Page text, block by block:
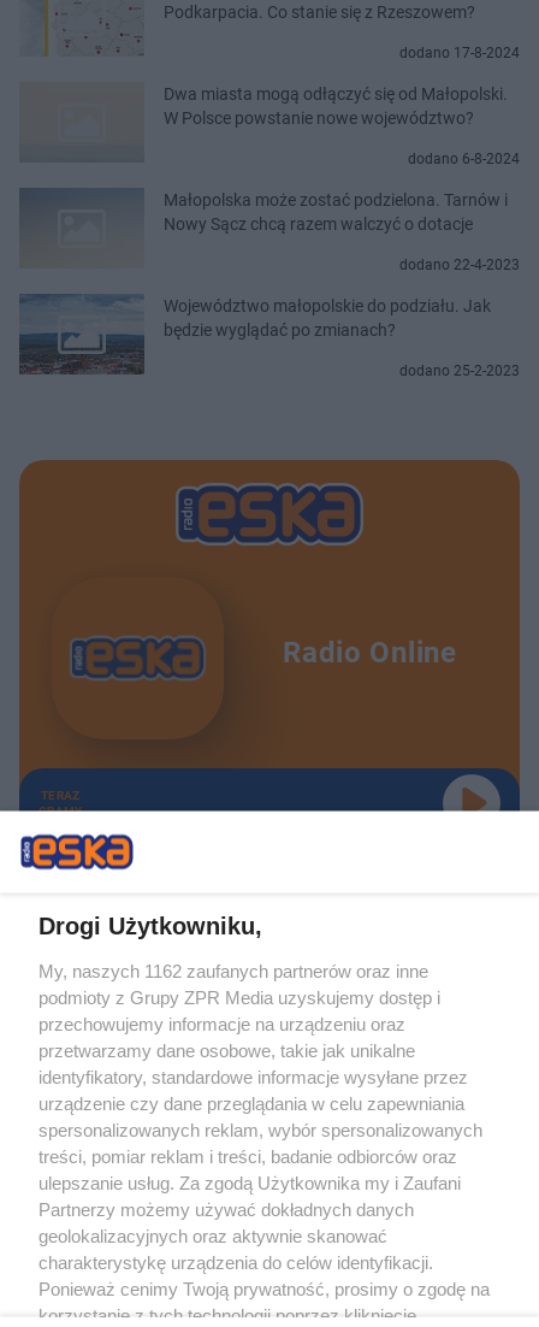
Podkarpacia. Co stanie się z Rzeszowem?
dodano 17-8-2024
Dwa miasta mogą odłączyć się od Małopolski.
W Polsce powstanie nowe województwo?
dodano 6-8-2024
Małopolska może zostać podzielona. Tarnów i
Nowy Sącz chcą razem walczyć o dotacje
dodano 22-4-2023
Województwo małopolskie do podziału. Jak
będzie wyglądać po zmianach?
dodano 25-2-2023
Radio Online
TERAZ
GRAMY
Żaden utwór zamieszczony w serwisie nie może być powielany i
rozpowszechniany lub dalej rozpowszechniany w jakikolwiek sposób (w
tym także elektroniczny lub mechaniczny) na jakimkolwiek polu
eksploatacji w jakiejkolwiek formie, włącznie z umieszczaniem w Internecie
bez pisemnej zgody właściciela praw. Jakiekolwiek użycie lub
wykorzystanie utworów w całości lub w części z naruszeniem prawa, tzn.
bez właściwej zgody, jest zabronione pod groźbą kary i może być ścigane
prawnie.
O nas
Drogi Użytkowniku,
My, naszych 1162 zaufanych partnerów oraz inne
podmioty z Grupy ZPR Media uzyskujemy dostęp i
przechowujemy informacje na urządzeniu oraz
przetwarzamy dane osobowe, takie jak unikalne
identyfikatory, standardowe informacje wysyłane przez
urządzenie czy dane przeglądania w celu zapewniania
spersonalizowanych reklam, wybór spersonalizowanych
treści, pomiar reklam i treści, badanie odbiorców oraz
ulepszanie usług. Za zgodą Użytkownika my i Zaufani
Partnerzy możemy używać dokładnych danych
geolokalizacyjnych oraz aktywnie skanować
charakterystykę urządzenia do celów identyfikacji.
Ponieważ cenimy Twoją prywatność, prosimy o zgodę na
korzystanie z tych technologii poprzez kliknięcie